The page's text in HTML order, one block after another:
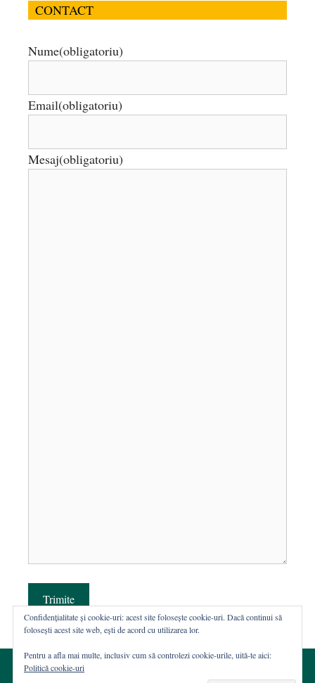
CONTACT
Nume(obligatoriu)
Email(obligatoriu)
Mesaj(obligatoriu)
Trimite
Confidențialitate și cookie-uri: acest site folosește cookie-uri. Dacă continui să
folosești acest site web, ești de acord cu utilizarea lor.
Pentru a afla mai multe, inclusiv cum să controlezi cookie-urile, uită-te aici:
Politică cookie-uri